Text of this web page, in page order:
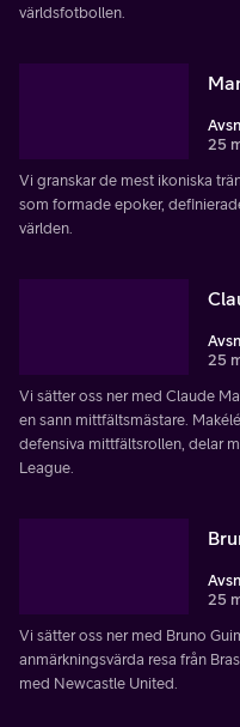
världsfotbollen.
25
Vi granskar de mest ikoniska
som formade epoker,
världen.
25
Vi sätter oss ner med Claude
en sann mittfältsmästare.
defensiva mittfältsrollen, delar
League.
25
Vi sätter oss ner med Bruno
anmärkningsvärda resa från
med Newcastle United.